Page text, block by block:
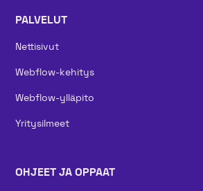
PALVELUT
Nettisivut
Webflow-kehitys
Webflow-ylläpito
Yritysilmeet
OHJEET JA OPPAAT